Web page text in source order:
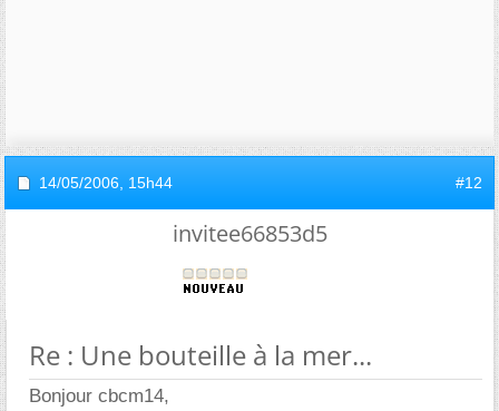
14/05/2006, 15h44 #12
invitee66853d5
Re : Une bouteille à la mer...
Bonjour cbcm14,